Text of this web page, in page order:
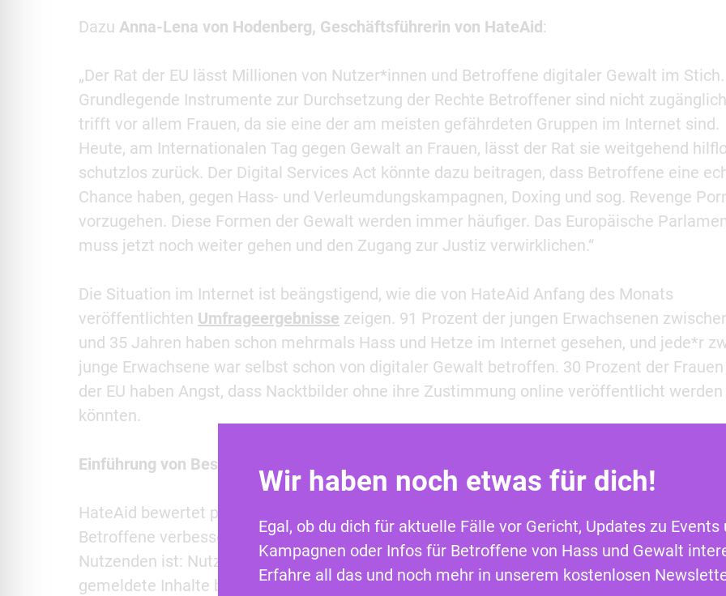
Dazu Anna-Lena von Hodenberg, Geschäftsführerin von HateAid:
„Der Rat der EU lässt Millionen von Nutzer*innen und Betroffene digitaler Gewalt im Stich.
Grundlegende Instrumente zur Durchsetzung der Rechte Betroffener sind nicht
trifft vor allem Frauen, da sie eine der am meisten gefährdeten Gruppen im Internet sind.
Heute, am Internationalen Tag gegen Gewalt an Frauen, lässt der Rat sie weitgehend
schutzlos zurück. Der Digital Services Act könnte dazu beitragen, dass Betroffene eine
Chance haben, gegen Hass- und Verleumdungskampagnen, Doxing und sog. Revenge
vorzugehen. Diese Formen der Gewalt werden immer häufiger. Das Europäische
muss jetzt noch weiter gehen und den Zugang zur Justiz verwirklichen.“
Die Situation im Internet ist beängstigend, wie die von HateAid Anfang des Monats
veröffentlichten Umfrageergebnisse zeigen. 91 Prozent der jungen Erwachsenen
und 35 Jahren haben schon mehrmals Hass und Hetze im Internet gesehen, und jede*r
junge Erwachsene war selbst schon von digitaler Gewalt betroffen. 30 Prozent der
der EU haben Angst, dass Nacktbilder ohne ihre Zustimmung online veröffentlicht werden
könnten.
Einführung von Beschwerden über alle inhaltlichen Entscheidungen
HateAid bewertet positiv, dass die Mitgliedstaaten die internen
Betroffene verbessert und die Durchsetzung gestärkt haben. Wesentliche Verbesserung
Nutzenden ist: Nutzende haben nun die Möglichkeit, sich über alle Entscheidungen über
gemeldete Inhalte bei der Plattform zu beschweren – sowohl dann, wenn ein Inhalt
Wir haben noch etwas für dich!
Egal, ob du dich für aktuelle Fälle vor Gericht, Updates zu Events
Kampagnen oder Infos für Betroffene von Hass und Gewalt
Erfahre all das und noch mehr in unserem kostenlosen